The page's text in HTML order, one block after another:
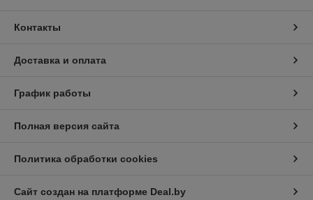
Контакты
Доставка и оплата
График работы
Полная версия сайта
Политика обработки cookies
Сайт создан на платформе Deal.by